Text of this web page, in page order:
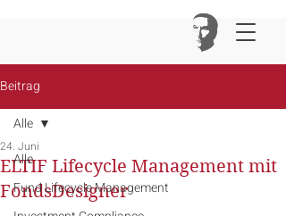
Beitrag
Alle
Fund Lifecycle Management
Alle
ELTIF Lifecycle Management mit
FondsDesigner
24. Juni